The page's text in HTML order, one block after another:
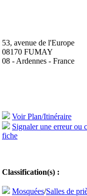
53, avenue de l'Europe
08170 FUMAY
08 - Ardennes - France
Voir Plan/Itinéraire
Signaler une erreur ou
fiche
Classification(s) :
Mosquées/Salles de